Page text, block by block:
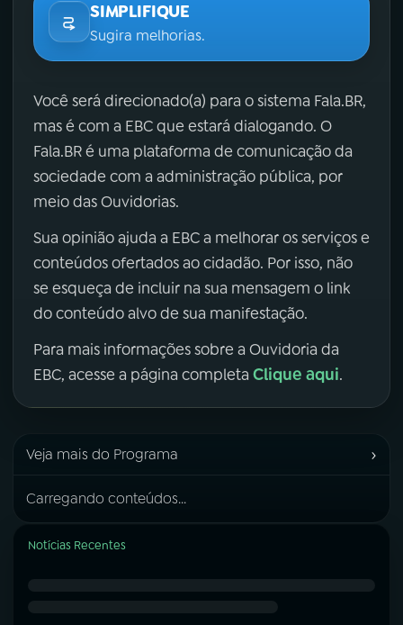
SIMPLIFIQUE
Sugira melhorias.
Você será direcionado(a) para o sistema Fala.BR,
mas é com a EBC que estará dialogando. O
Fala.BR é uma plataforma de comunicação da
sociedade com a administração pública, por
meio das Ouvidorias.
Sua opinião ajuda a EBC a melhorar os serviços e
conteúdos ofertados ao cidadão. Por isso, não
se esqueça de incluir na sua mensagem o link
do conteúdo alvo de sua manifestação.
Para mais informações sobre a Ouvidoria da
EBC, acesse a página completa Clique aqui.
Veja mais do Programa ›
Carregando conteúdos...
Notícias Recentes